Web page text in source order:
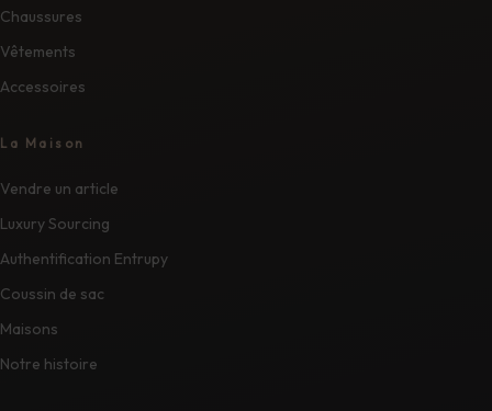
Chaussures
Vêtements
Accessoires
La Maison
Vendre un article
Luxury Sourcing
Authentification Entrupy
Coussin de sac
Maisons
Notre histoire